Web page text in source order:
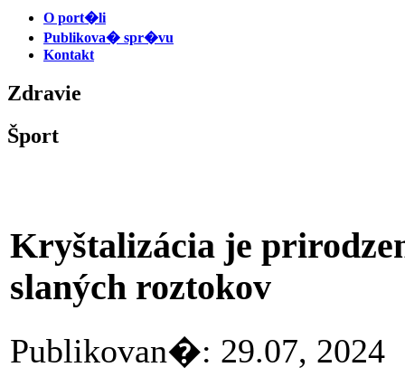
O port�li
Publikova� spr�vu
Kontakt
Zdravie
Šport
Kryštalizácia je
slaných roztokov
Publikovan�: 29.07,